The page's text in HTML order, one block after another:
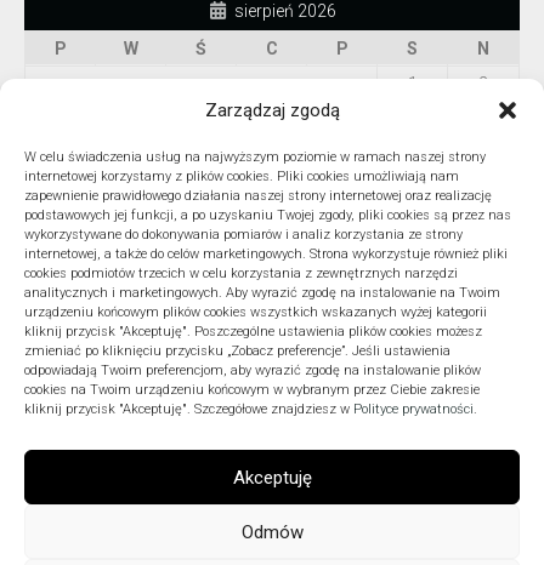
Zarządzaj zgodą
W celu świadczenia usług na najwyższym poziomie w ramach naszej strony
internetowej korzystamy z plików cookies. Pliki cookies umożliwiają nam
zapewnienie prawidłowego działania naszej strony internetowej oraz realizację
podstawowych jej funkcji, a po uzyskaniu Twojej zgody, pliki cookies są przez nas
wykorzystywane do dokonywania pomiarów i analiz korzystania ze strony
internetowej, a także do celów marketingowych. Strona wykorzystuje również pliki
cookies podmiotów trzecich w celu korzystania z zewnętrznych narzędzi
analitycznych i marketingowych. Aby wyrazić zgodę na instalowanie na Twoim
urządzeniu końcowym plików cookies wszystkich wskazanych wyżej kategorii
kliknij przycisk "Akceptuję". Poszczególne ustawienia plików cookies możesz
zmieniać po kliknięciu przycisku „Zobacz preferencje”. Jeśli ustawienia
odpowiadają Twoim preferencjom, aby wyrazić zgodę na instalowanie plików
cookies na Twoim urządzeniu końcowym w wybranym przez Ciebie zakresie
kliknij przycisk "Akceptuję". Szczegółowe znajdziesz w Polityce prywatności.
Akceptuję
Odmów
sierpień 2026
P
W Ś C P S
N
1
2
6 7
10
11 12 13 14 15
16
17
18 19 20 21 22
23
24
25 26 27 28 29
30
31
« lip
ARCHIWA